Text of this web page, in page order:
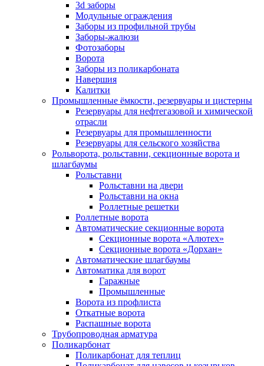
3d заборы
Модульные ограждения
Заборы из профильной трубы
Заборы-жалюзи
Фотозаборы
Ворота
Заборы из поликарбоната
Навершия
Калитки
Промышленные ёмкости, резервуары и цистерны
Резервуары для нефтегазовой и химической
отрасли
Резервуары для промышленности
Резервуары для сельского хозяйства
Рольворота, рольставни, секционные ворота и
шлагбаумы
Рольставни
Рольставни на двери
Рольставни на окна
Роллетные решетки
Роллетные ворота
Автоматические секционные ворота
Секционные ворота «Алютех»
Секционные ворота «Дорхан»
Автоматические шлагбаумы
Автоматика для ворот
Гаражные
Промышленные
Ворота из профлиста
Откатные ворота
Распашные ворота
Трубопроводная арматура
Поликарбонат
Поликарбонат для теплиц